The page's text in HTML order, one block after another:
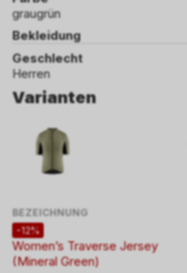
graugrün
Bekleidung
Geschlecht
Herren
Varianten
BEZEICHNUNG
-12%
Women’s Traverse Jersey
(Mineral Green)